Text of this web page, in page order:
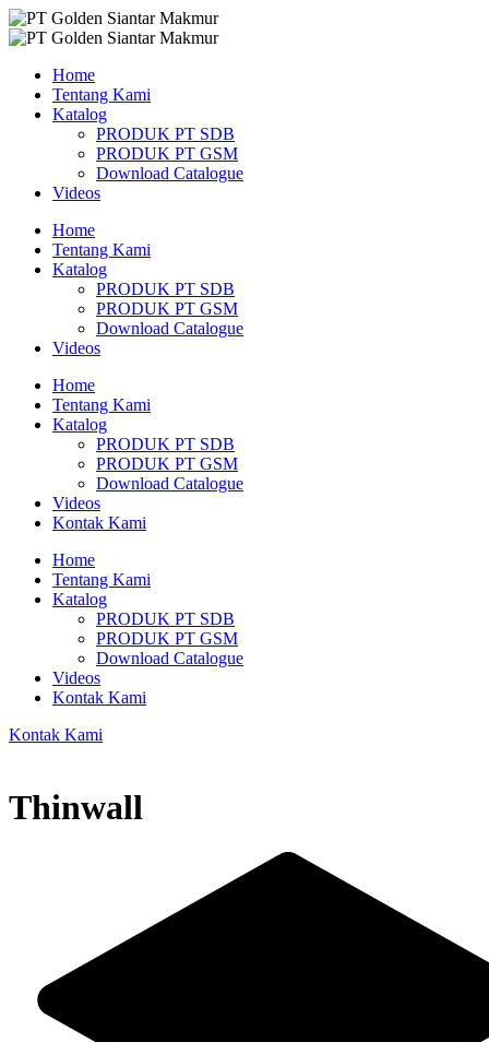
Skip
to
Home
Tentang Kami
Katalog
PRODUK PT SDB
PRODUK PT GSM
Download Catalogue
Videos
Home
Tentang Kami
Katalog
PRODUK PT SDB
PRODUK PT GSM
Download Catalogue
Videos
Home
Tentang Kami
Katalog
PRODUK PT SDB
PRODUK PT GSM
Download Catalogue
Videos
Kontak Kami
Home
Tentang Kami
Katalog
PRODUK PT SDB
PRODUK PT GSM
Download Catalogue
Videos
Kontak Kami
Kontak Kami
Thinwall